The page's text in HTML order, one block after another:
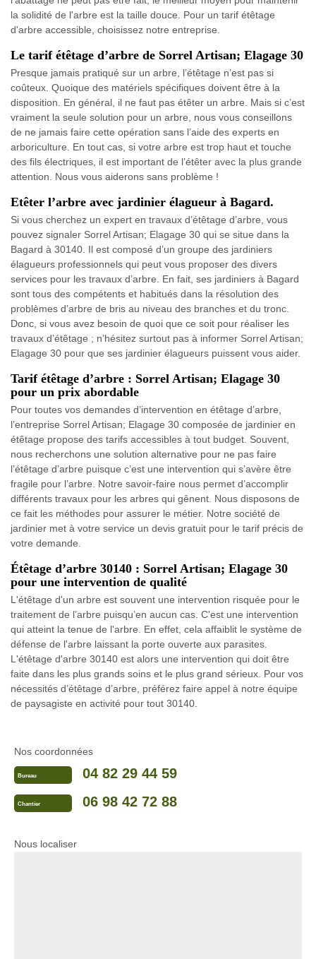
la solidité de l'arbre est la taille douce. Pour un tarif étêtage
d'arbre accessible, choisissez notre entreprise.
Le tarif étêtage d’arbre de Sorrel Artisan; Elagage 30
Presque jamais pratiqué sur un arbre, l’étêtage n’est pas si
coûteux. Quoique des matériels spécifiques doivent être à la
disposition. En général, il ne faut pas étêter un arbre. Mais si c’est
vraiment la seule solution pour un arbre, nous vous conseillons
de ne jamais faire cette opération sans l’aide des experts en
arboriculture. En tout cas, si votre arbre est trop haut et touche
des fils électriques, il est important de l’étêter avec la plus grande
attention. Nous vous aiderons sans problème !
Etêter l’arbre avec jardinier élagueur à Bagard.
Si vous cherchez un expert en travaux d’étêtage d’arbre, vous
pouvez signaler Sorrel Artisan; Elagage 30 qui se situe dans la
Bagard à 30140. Il est composé d’un groupe des jardiniers
élagueurs professionnels qui peut vous proposer des divers
services pour les travaux d’arbre. En fait, ses jardiniers à Bagard
sont tous des compétents et habitués dans la résolution des
problèmes d’arbre de bris au niveau des branches et du tronc.
Donc, si vous avez besoin de quoi que ce soit pour réaliser les
travaux d’étêtage ; n’hésitez surtout pas à informer Sorrel Artisan;
Elagage 30 pour que ses jardinier élagueurs puissent vous aider.
Tarif étêtage d’arbre : Sorrel Artisan; Elagage 30
pour un prix abordable
Pour toutes vos demandes d’intervention en étêtage d’arbre,
l’entreprise Sorrel Artisan; Elagage 30 composée de jardinier en
étêtage propose des tarifs accessibles à tout budget. Souvent,
nous recherchons une solution alternative pour ne pas faire
l’étêtage d’arbre puisque c’est une intervention qui s’avère être
fragile pour l’arbre. Notre savoir-faire nous permet d’accomplir
différents travaux pour les arbres qui gênent. Nous disposons de
ce fait les méthodes pour assurer le métier. Notre société de
jardinier met à votre service un devis gratuit pour le tarif précis de
votre demande.
Étêtage d’arbre 30140 : Sorrel Artisan; Elagage 30
pour une intervention de qualité
L'étêtage d'un arbre est souvent une intervention risquée pour le
traitement de l’arbre puisqu’en aucun cas. C'est une intervention
qui atteint la tenue de l'arbre. En effet, cela affaiblit le système de
défense de l'arbre laissant la porte ouverte aux parasites.
L'étêtage d'arbre 30140 est alors une intervention qui doit être
faite dans les plus grands soins et le plus grand sérieux. Pour vos
nécessités d’étêtage d’arbre, préférez faire appel à notre équipe
de paysagiste en activité pour tout 30140.
Nos coordonnées
Bureau 04 82 29 44 59
Chantier 06 98 42 72 88
Nous localiser